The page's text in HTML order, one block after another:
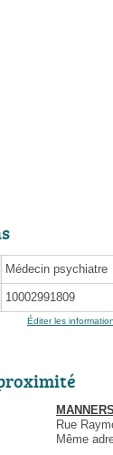
Médecin psychiatre
10002991809
Éditer les
Rue
Même